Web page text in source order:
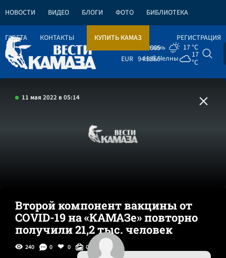
НОВОСТИ ВИДЕО БЛОГИ ФОТО БИБЛИОТЕКА
ГАЗЕТА КОНТАКТЫ КУПИТЬ КАМАЗ
РЕГИСТРАЦИЯ
82.1665
EUR 94.8366
Казань
17 °C
Наб.Челны
17
°C
11 мая 2022 в 05:14
Второй компонент вакцины от
COVID-19 на «КАМАЗе» повторно
получили 21,2 тыс. человек
240 0 0 0